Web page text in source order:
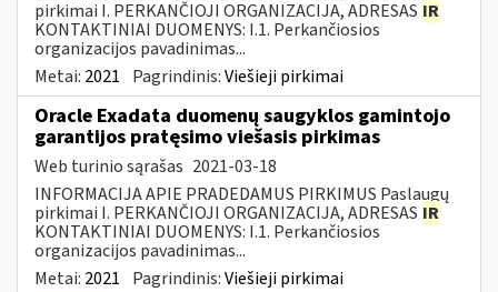
pirkimai I. PERKANČIOJI ORGANIZACIJA, ADRESAS IR
KONTAKTINIAI DUOMENYS: I.1. Perkančiosios
organizacijos pavadinimas...
Metai: 2021 Pagrindinis:Viešieji pirkimai
Oracle Exadata duomenų saugyklos gamintojo
garantijos pratęsimo viešasis pirkimas
Web turinio sąrašas 2021-03-18
INFORMACIJA APIE PRADEDAMUS PIRKIMUS Paslaugų
pirkimai I. PERKANČIOJI ORGANIZACIJA, ADRESAS IR
KONTAKTINIAI DUOMENYS: I.1. Perkančiosios
organizacijos pavadinimas...
Metai: 2021 Pagrindinis:Viešieji pirkimai